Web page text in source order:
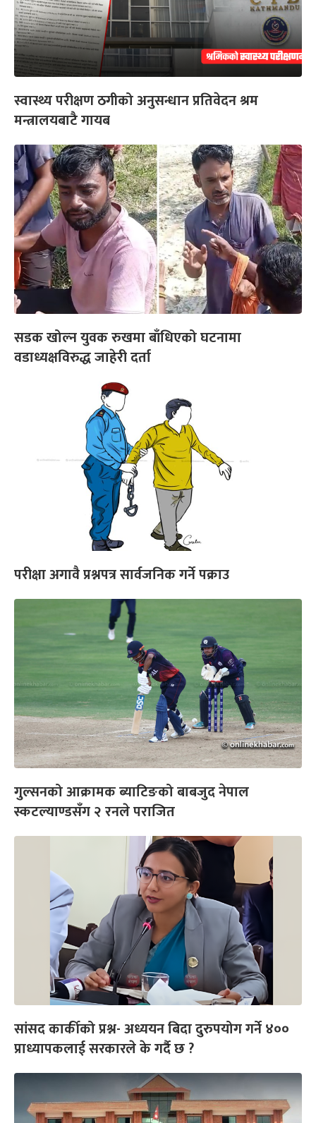
स्वास्थ्य परीक्षण ठगीको अनुसन्धान प्रतिवेदन श्रम
मन्त्रालयबाटै गायब
सडक खोल्न युवक रुखमा बाँधिएको घटनामा
वडाध्यक्षविरुद्ध जाहेरी दर्ता
परीक्षा अगावै प्रश्नपत्र सार्वजनिक गर्ने पक्राउ
गुल्सनको आक्रामक ब्याटिङको बाबजुद नेपाल
स्कटल्याण्डसँग २ रनले पराजित
सांसद कार्कीको प्रश्न- अध्ययन बिदा दुरुपयोग गर्ने ४००
प्राध्यापकलाई सरकारले के गर्दै छ ?